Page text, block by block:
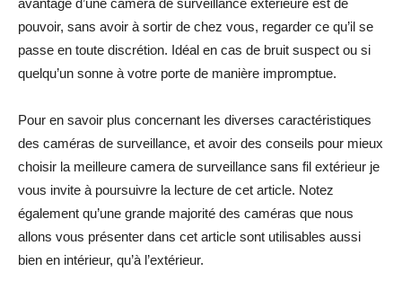
avantage d’une caméra de surveillance extérieure est de
pouvoir, sans avoir à sortir de chez vous, regarder ce qu’il se
passe en toute discrétion. Idéal en cas de bruit suspect ou si
quelqu’un sonne à votre porte de manière impromptue.
Pour en savoir plus concernant les diverses caractéristiques
des caméras de surveillance, et avoir des conseils pour mieux
choisir la meilleure camera de surveillance sans fil extérieur je
vous invite à poursuivre la lecture de cet article. Notez
également qu’une grande majorité des caméras que nous
allons vous présenter dans cet article sont utilisables aussi
bien en intérieur, qu’à l’extérieur.